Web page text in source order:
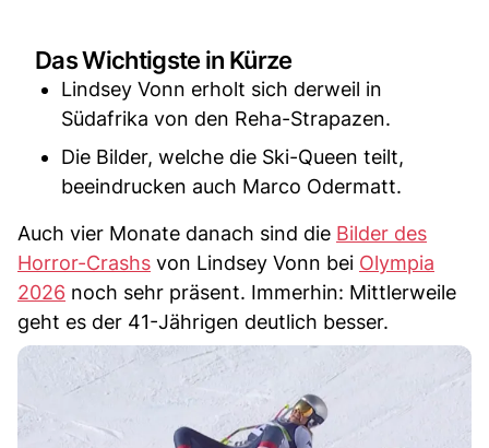
Das Wichtigste in Kürze
Lindsey Vonn erholt sich derweil in
Südafrika von den Reha-Strapazen.
Die Bilder, welche die Ski-Queen teilt,
beeindrucken auch Marco Odermatt.
Auch vier Monate danach sind die Bilder des
Horror-Crashs von Lindsey Vonn bei Olympia
2026 noch sehr präsent. Immerhin: Mittlerweile
geht es der 41-Jährigen deutlich besser.